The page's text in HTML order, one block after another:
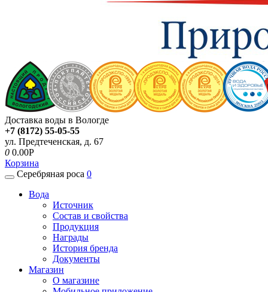
Доставка воды в Вологде
+7 (8172) 55-05-55
ул. Предтеченская, д. 67
0 0.00P
Корзина
Серебряная роса 0
Вода
Источник
Состав и свойства
Продукция
Награды
История бренда
Документы
Магазин
О магазине